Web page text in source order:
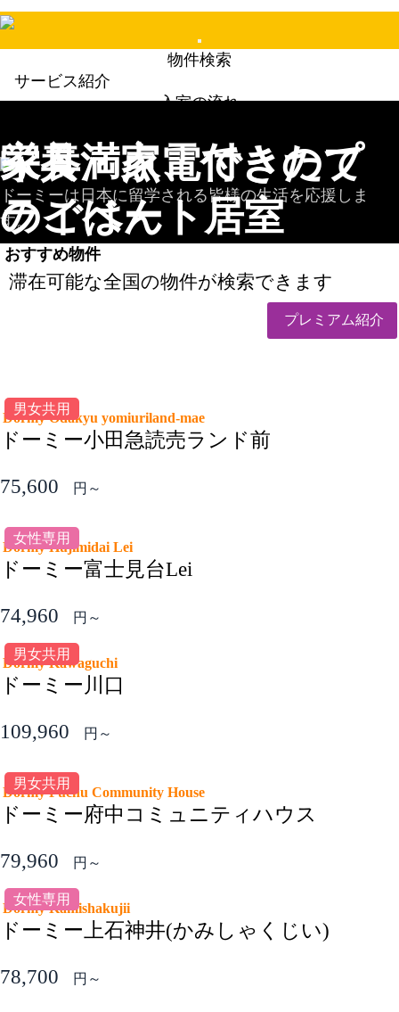
Mobile
Menu
物件検索
サービス紹介
入室の流れ
ニュース＆トピッ
クス
日本語
ドーミーは日本に留学される皆様の生活を応援しま
す。
栄養満点、できたて
のごはん
ドーミーでは「楽しく・おいしく」をモットーに、
手作りでバランスの取れたできたての食事を提供して
家具・家電付きのプ
ライベート居室
プライベートが確保された居室には、生活に必要な家
具・家電がはじめから備え付けられており、
来日・入寮時にご用意いただく荷物が少なくなり、と
more
おすすめ物件
滞在可能な全国の物件が検索できます
プレミアム紹介
男女共用
Dormy Odakyu yomiuriland-mae
ドーミー小田急読売ランド前
75,600 円～
女性専用
Dormy Hujimidai Lei
ドーミー富士見台Lei
74,960 円～
男女共用
Dormy Kawaguchi
ドーミー川口
109,960 円～
男女共用
Dormy Fuchu Community House
ドーミー府中コミュニティハウス
79,960 円～
女性専用
Dormy Kamishakujii
ドーミー上石神井(かみしゃくじい)
78,700 円～